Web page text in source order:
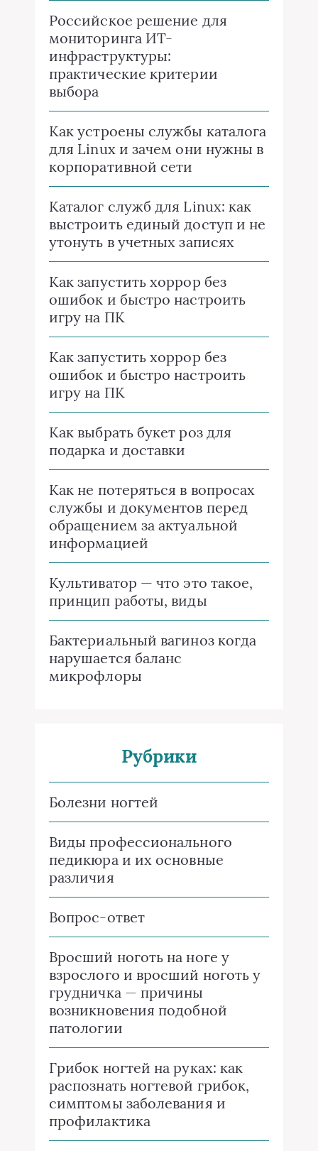
Российское решение для
мониторинга ИТ-
инфраструктуры:
практические критерии
выбора
Как устроены службы каталога
для Linux и зачем они нужны в
корпоративной сети
Каталог служб для Linux: как
выстроить единый доступ и не
утонуть в учетных записях
Как запустить хоррор без
ошибок и быстро настроить
игру на ПК
Как запустить хоррор без
ошибок и быстро настроить
игру на ПК
Как выбрать букет роз для
подарка и доставки
Как не потеряться в вопросах
службы и документов перед
обращением за актуальной
информацией
Культиватор — что это такое,
принцип работы, виды
Бактериальный вагиноз когда
нарушается баланс
микрофлоры
Рубрики
Болезни ногтей
Виды профессионального
педикюра и их основные
различия
Вопрос-ответ
Вросший ноготь на ноге у
взрослого и вросший ноготь у
грудничка — причины
возникновения подобной
патологии
Грибок ногтей на руках: как
распознать ногтевой грибок,
симптомы заболевания и
профилактика